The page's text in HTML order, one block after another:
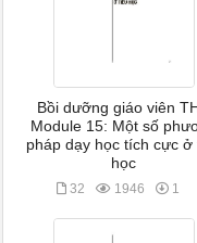
Bồi dưỡng giáo viên
Module 15: Một số
pháp dạy học tích cực ở
học
32 1946 1